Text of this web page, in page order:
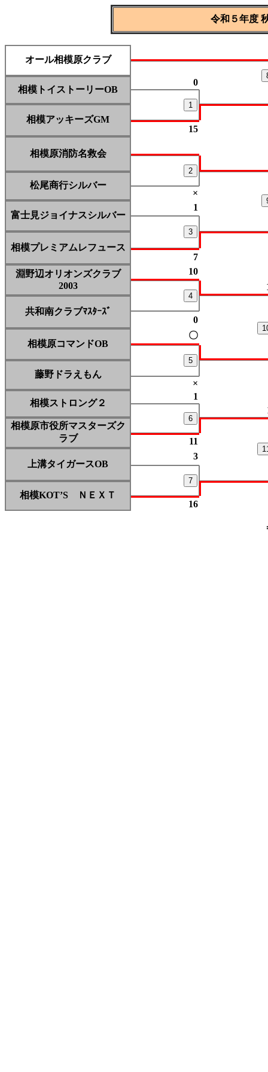
令和５年度
オール相模原クラブ
相模トイストーリーOB
0
1
相模アッキーズGM
15
相模原消防名救会
2
松尾商行シルバー
×
富士見ジョイナスシルバー
1
3
相模プレミアムレフュース
7
淵野辺オリオンズクラブ
2003
10
4
共和南クラブﾏｽﾀｰｽﾞ
0
相模原コマンドOB
〇
5
藤野ドラえもん
×
相模ストロング２
1
6
相模原市役所マスターズク
ラブ
11
上溝タイガースOB
3
7
相模KOT’S ＮＥＸＴ
16